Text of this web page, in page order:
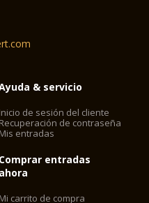
& servicio
Inicio de sesión del cliente
Recuperación de contraseña
Mis entradas
Comprar entradas
ahora
Mi carrito de compra